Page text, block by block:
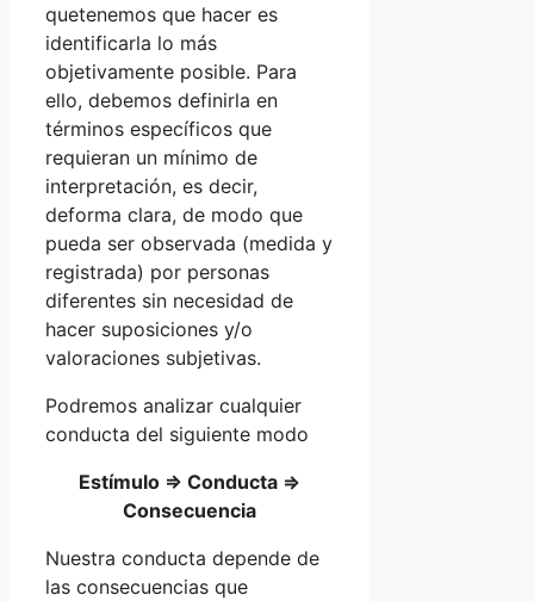
quetenemos que hacer es
identificarla lo más
objetivamente posible. Para
ello, debemos definirla en
términos específicos que
requieran un mínimo de
interpretación, es decir,
deforma clara, de modo que
pueda ser observada (medida y
registrada) por personas
diferentes sin necesidad de
hacer suposiciones y/o
valoraciones subjetivas.
Podremos analizar cualquier
conducta del siguiente modo
Estímulo ⇒ Conducta ⇒
Consecuencia
Nuestra conducta depende de
las consecuencias que